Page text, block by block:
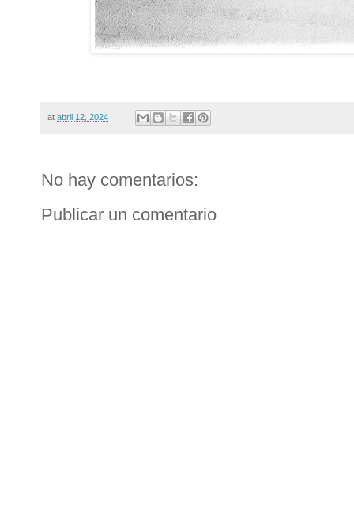
at abril 12, 2024
No hay comentarios:
Publicar un comentario